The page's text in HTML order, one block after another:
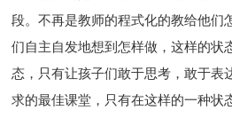
段。不再是教师的程式化的教给他们
们自主自发地想到怎样做，这样的状
态，只有让孩子们敢于思考，敢于表
求的最佳课堂，只有在这样的一种状